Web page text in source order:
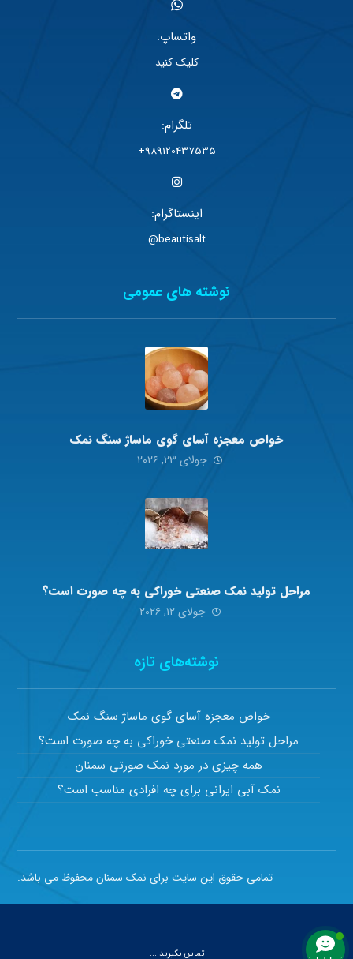
واتساپ:
کلیک کنید
تلگرام:
989120437535+
اینستاگرام:
beautisalt@
نوشته های عمومی
خواص معجزه آسای گوی ماساژ سنگ نمک
جولای ۲۳, ۲۰۲۶
مراحل تولید نمک صنعتی خوراکی به چه صورت است؟
جولای ۱۲, ۲۰۲۶
نوشته‌های تازه
خواص معجزه آسای گوی ماساژ سنگ نمک
مراحل تولید نمک صنعتی خوراکی به چه صورت است؟
همه چیزی در مورد نمک صورتی سمنان
نمک آبی ایرانی برای چه افرادی مناسب است؟
تمامی حقوق این سایت برای نمک سمنان محفوظ می باشد.
تماس بگیرید ...